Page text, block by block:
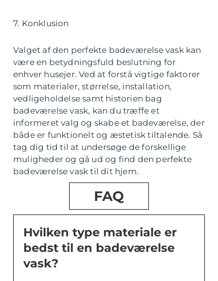
7. Konklusion
Valget af den perfekte badeværelse vask kan
være en betydningsfuld beslutning for
enhver husejer. Ved at forstå vigtige faktorer
som materialer, størrelse, installation,
vedligeholdelse samt historien bag
badeværelse vask, kan du træffe et
informeret valg og skabe et badeværelse, der
både er funktionelt og æstetisk tiltalende. Så
tag dig tid til at undersøge de forskellige
muligheder og gå ud og find den perfekte
badeværelse vask til dit hjem.
FAQ
Hvilken type materiale er
bedst til en badeværelse
vask?